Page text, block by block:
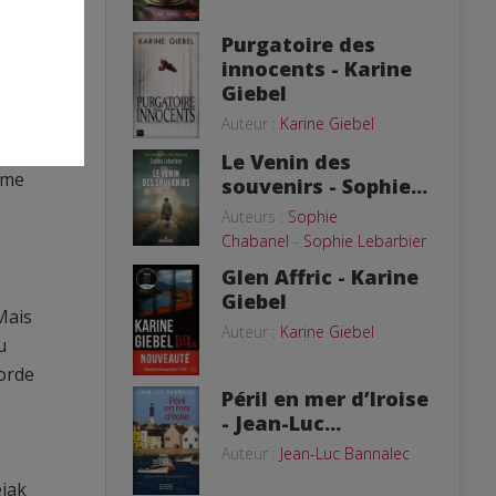
Purgatoire des
innocents - Karine
Giebel
Auteur : Karine Giebel
Le Venin des
souvenirs - Sophie...
Auteurs : Sophie
Chabanel - Sophie Lebarbier
Glen Affric - Karine
Giebel
Auteur : Karine Giebel
Péril en mer d’Iroise
- Jean-Luc...
Auteur : Jean-Luc Bannalec